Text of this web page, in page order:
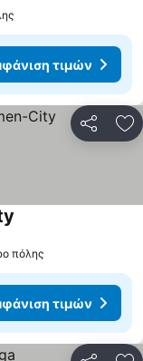
τιμών
πόλης
τιμών